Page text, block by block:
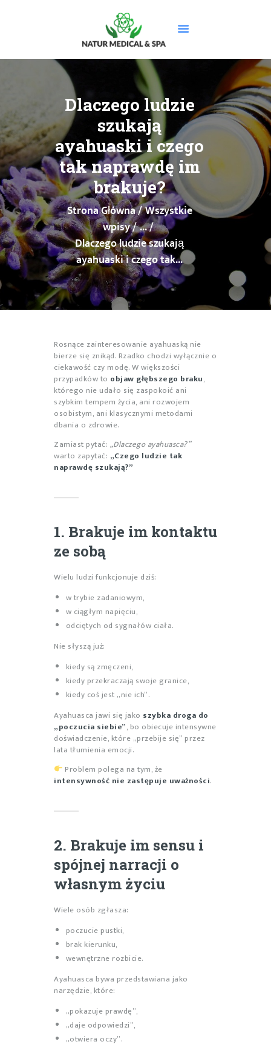
Dlaczego ludzie
szukają
ayahuaski i czego
tak naprawdę im
brakuje?
Strona Główna Wszystkie
wpisy ...
Dlaczego ludzie szukają
ayahuaski i czego tak...
STRONA GŁÓWNA
O NAS
USŁUGI
MASAŻE
CENNIK
PROMOCJE
DOLEGLIWOŚCI
GALERIA
BLOG
KONTAKT
BOOKSY
Rosnące zainteresowanie ayahuaską nie
bierze się znikąd. Rzadko chodzi wyłącznie o
ciekawość czy modę. W większości
przypadków to objaw głębszego braku,
którego nie udało się zaspokoić ani
szybkim tempem życia, ani rozwojem
osobistym, ani klasycznymi metodami
dbania o zdrowie.
Zamiast pytać: „Dlaczego ayahuasca?”
warto zapytać: „Czego ludzie tak
naprawdę szukają?”
1. Brakuje im kontaktu
ze sobą
Wielu ludzi funkcjonuje dziś:
w trybie zadaniowym,
w ciągłym napięciu,
odciętych od sygnałów ciała.
Nie słyszą już:
kiedy są zmęczeni,
kiedy przekraczają swoje granice,
kiedy coś jest „nie ich”.
Ayahuasca jawi się jako szybka droga do
„poczucia siebie”, bo obiecuje intensywne
doświadczenie, które „przebije się” przez
lata tłumienia emocji.
Problem polega na tym, że
intensywność nie zastępuje uważności.
2. Brakuje im sensu i
spójnej narracji o
własnym życiu
Wiele osób zgłasza:
poczucie pustki,
brak kierunku,
wewnętrzne rozbicie.
Ayahuasca bywa przedstawiana jako
narzędzie, które:
„pokazuje prawdę”,
„daje odpowiedzi”,
„otwiera oczy”.